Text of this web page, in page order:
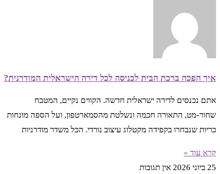
איך הפכה ברכת הבית לכניסה לכל דירה הישראלית המודרנית?
אתם נכנסים לדירה ישראלית חדשה. הקווים נקיים, המטבח
שחור-מט, התאורה חכמה ונשלטת מהסמארטפון, ועל הספה מונחות
כריות שנבחרו בקפידה מקטלוג עיצוב נורדי. הכל משדר מודרניות
קרא עוד »
25 ביוני 2026
אין תגובות